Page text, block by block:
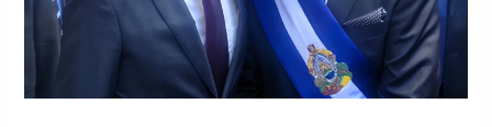
reunión
con